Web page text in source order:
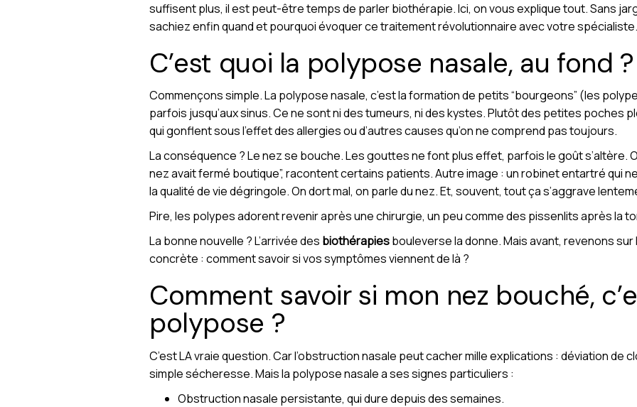
suffisent plus, il est peut-être temps de parler biothérapie. Ici, on vous explique tout. Sans
sachiez enfin quand et pourquoi évoquer ce traitement révolutionnaire avec votre spécialiste.
C’est quoi la polypose nasale, au fond ?
Commençons simple. La polypose nasale, c’est la formation de petits “bourgeons” (les
parfois jusqu’aux sinus. Ce ne sont ni des tumeurs, ni des kystes. Plutôt des petites poches
qui gonflent sous l’effet des allergies ou d’autres causes qu’on ne comprend pas toujours.
La conséquence ? Le nez se bouche. Les gouttes ne font plus effet, parfois le goût s’altère.
nez avait fermé boutique”, racontent certains patients. Autre image : un robinet entartré qui
la qualité de vie dégringole. On dort mal, on parle du nez. Et, souvent, tout ça s’aggrave
Pire, les polypes adorent revenir après une chirurgie, un peu comme des pissenlits après la
La bonne nouvelle ? L’arrivée des biothérapiesbouleverse la donne. Mais avant, revenons
concrète : comment savoir si vos symptômes viennent de là ?
Comment savoir si mon nez bouché,
polypose ?
C’est LA vraie question. Car l’obstruction nasale peut cacher mille explications : déviation de
simple sécheresse. Mais la polypose nasale a ses signes particuliers :
Obstruction nasale persistante, qui dure depuis des semaines.